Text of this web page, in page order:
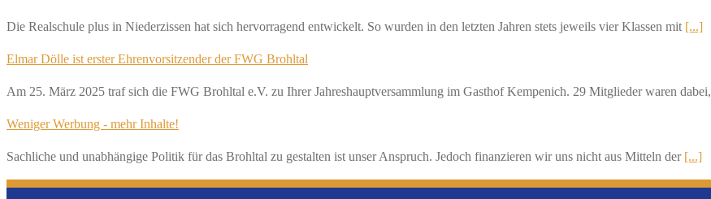
Die Realschule plus in Niederzissen hat sich hervorragend entwickelt. So wurden in den letzten Jahren stets jeweils vier Klassen mit [...]
Elmar Dölle ist erster Ehrenvorsitzender der FWG Brohltal
Am 25. März 2025 traf sich die FWG Brohltal e.V. zu Ihrer Jahreshauptversammlung im Gasthof Kempenich. 29 Mitglieder waren dabei,
Weniger Werbung - mehr Inhalte!
Sachliche und unabhängige Politik für das Brohltal zu gestalten ist unser Anspruch. Jedoch finanzieren wir uns nicht aus Mitteln der [...]